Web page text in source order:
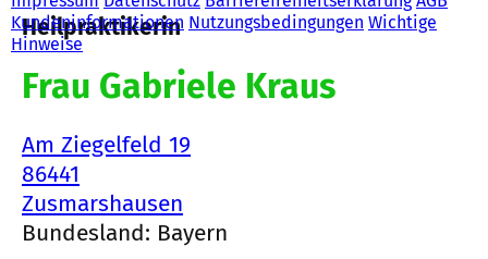
Kundeninformationen Nutzungsbedingungen Wichtige
Hinweise
Heilpraktikerin
Frau Gabriele Kraus
Am Ziegelfeld 19
86441
Zusmarshausen
Bundesland: Bayern